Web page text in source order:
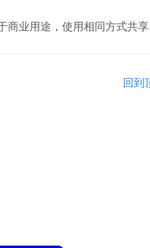
业用途，使用相同方式共享
回到